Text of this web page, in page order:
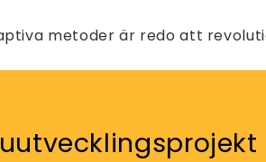
metoder är redo att